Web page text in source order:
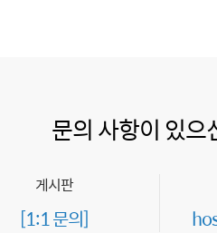
문의 사항이 있으
게시판
[1:1 문의]